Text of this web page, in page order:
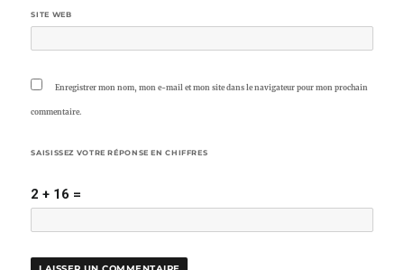
SITE WEB
Enregistrer mon nom, mon e-mail et mon site dans le navigateur pour mon prochain
commentaire.
SAISISSEZ VOTRE RÉPONSE EN CHIFFRES
2 + 16 =